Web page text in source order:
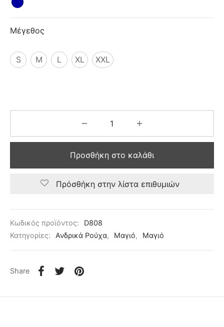
Μέγεθος
S M L XL XXL
Προσθήκη στο καλάθι
Πρόσθήκη στην λίστα επιθυμιών
Κωδικός προϊόντος:
D808
Κατηγορίες:
Ανδρικά Ρούχα, Μαγιό, Μαγιό
Share